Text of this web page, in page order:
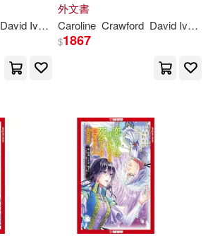
David Ive Kent Nagano Sheinfeld
外文書
Caroline Crawford David Ive
$1867